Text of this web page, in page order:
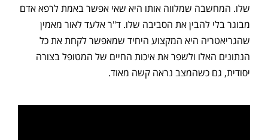
שלו. המחשבה שמלווה אותו היא שאי אפשר באמת לרפא אדם
מבוגר בלי להבין את הסביבה שלו. ד"ר אלעד לאור מאמין
שהגריאטריה היא המקצוע היחיד שמאפשר לקחת את כל
הנתונים האלו ולשפר את איכות החיים של המטופל בצורה
יסודית, גם כשהמצב נראה קשה מאוד.